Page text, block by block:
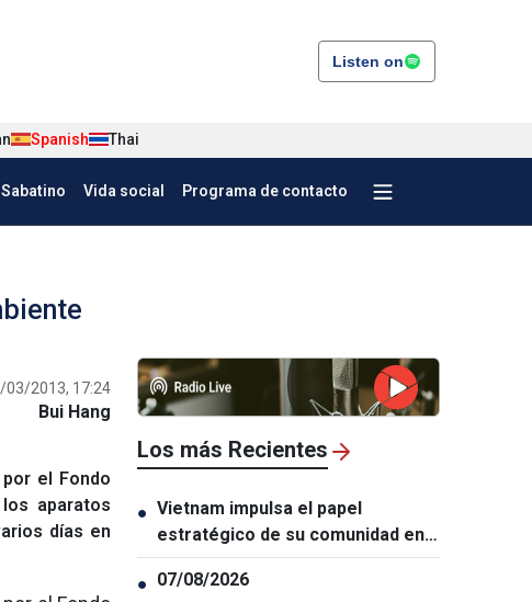
Listen on
Spanish Thai
Vida social Programa de contacto
03/2013, 17:24
Bui Hang
el Fondo
aparatos
días en
Los más Recientes
● Vietnam impulsa el papel
estratégico de su comunidad en
el exterior
● 07/08/2026